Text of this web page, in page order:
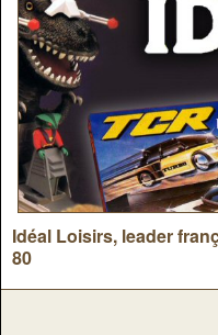
Idéal Loisirs, leader
80